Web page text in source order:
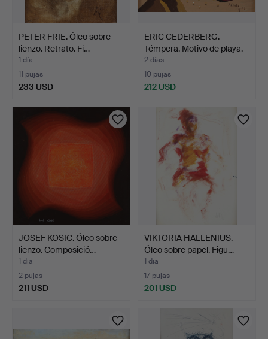
PETER FRIE. Óleo sobre
lienzo. Retrato. Fi…
1 día
11 pujas
233 USD
ERIC CEDERBERG.
Témpera. Motivo de playa.
…
2 días
10 pujas
212 USD
JOSEF KOSIC. Óleo sobre
lienzo. Composició…
1 día
2 pujas
211 USD
VIKTORIA HALLENIUS.
Óleo sobre papel. Figu…
1 día
17 pujas
201 USD